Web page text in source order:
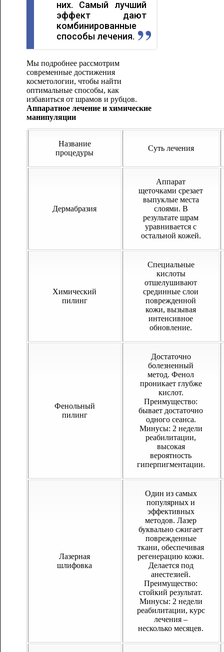
них. Самый лучший
эффект дают
комбинированные
способы лечения.
Мы подробнее рассмотрим
современные достижения
косметологии, чтобы найти
оптимальные способы, как
избавиться от шрамов и рубцов.
Аппаратное лечение и химические
манипуляции
Название
процедуры
Суть лечения
Дермабразия
Аппарат
щеточками срезает
выпуклые места
слоями. В
результате шрам
уравнивается с
остальной кожей.
Химический
пилинг
Специальные
кислоты
отшелушивают
срединные слои
поврежденной
кожи, вызывая
интенсивное
обновление.
Фенольный
пилинг
Достаточно
болезненный
метод. Фенол
проникает глубже
кислот.
Преимущество:
бывает достаточно
одного сеанса.
Минусы: 2 недели
реабилитации,
высокая
вероятность
гиперпигментации.
Лазерная
шлифовка
Один из самых
популярных и
эффективных
методов. Лазер
буквально сжигает
поврежденные
ткани, обеспечивая
регенерацию кожи.
Делается под
анестезией.
Преимущество:
стойкий результат.
Минусы: 2 недели
реабилитации, курс
лечения –
несколько месяцев.